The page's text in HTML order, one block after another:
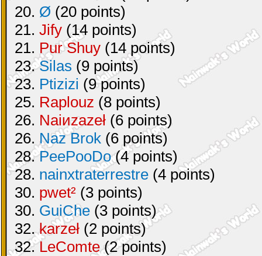
20. Ø (20 points)
21. Jify (14 points)
21. Pur Shuy (14 points)
23.Silas (9 points)
23. Ptizizi (9 points)
25. Raplouz (8 points)
26. Naiиzazeł (6 points)
26. Naz Brok (6 points)
28.PeePooDo(4 points)
28. nainxtraterrestre (4 points)
30. pwet² (3 points)
30. GuiChe (3 points)
32.karzeł (2 points)
32.LeComte(2 points)